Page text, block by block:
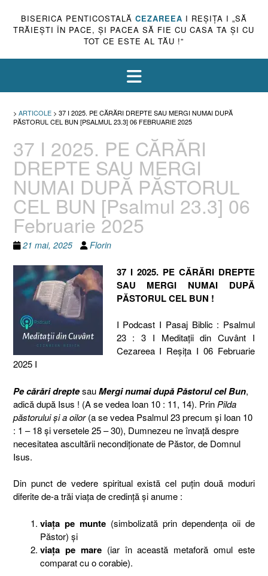
BISERICA PENTICOSTALĂ CEZAREEA I REŞIŢA I „SĂ
TRĂIEŞTI ÎN PACE, ŞI PACEA SĂ FIE CU CASA TA ŞI CU
TOT CE ESTE AL TĂU !”
> ARTICOLE > 37 I 2025. PE CĂRĂRI DREPTE SAU MERGI NUMAI DUPĂ
PĂSTORUL CEL BUN [PSALMUL 23.3] 06 FEBRUARIE 2025
37 I 2025. PE CĂRĂRI
DREPTE SAU MERGI
NUMAI DUPĂ PĂSTORUL
CEL BUN [Psalmul 23.3] 06
Februarie 2025
21 mai, 2025 Florin
37 I 2025. PE CĂRĂRI DREPTE
SAU MERGI NUMAI DUPĂ
PĂSTORUL CEL BUN !
I Podcast I Pasaj Biblic : Psalmul
23 : 3 I Meditaţii din Cuvânt I
Cezareea I Reşiţa I 06 Februarie
2025 I
Pe cărări dreptesauMergi numai după Păstorul cel Bun,
adică după Isus ! (A se vedea Ioan 10 : 11, 14). Prin Pilda
păstorului și a oilor(a se vedea Psalmul 23 precum și Ioan 10
: 1 – 18 și versetele 25 – 30), Dumnezeu ne învață despre
necesitatea ascultării necondiționate de Păstor, de Domnul
Isus.
Din punct de vedere spiritual există cel puțin două moduri
diferite de-a trăi viața de credință și anume :
viața pe munte (simbolizată prin dependența oii de
Păstor) și
viața pe mare(iar în această metaforă omul este
comparat cu o corabie).